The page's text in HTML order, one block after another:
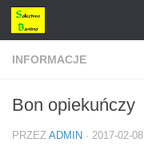
Przejdź do treści
INFORMACJE
Bon opiekuńczy
PRZEZ ADMIN · 2017-02-08